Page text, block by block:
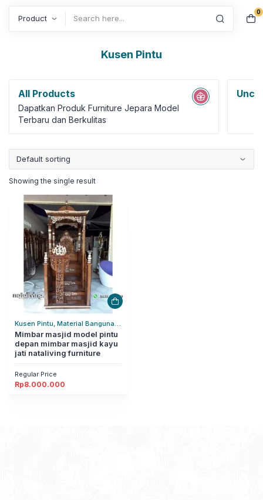
0
Kusen Pintu
All Products
Dapatkan Produk Furniture Jepara Model
Terbaru dan Berkulitas
Showing the single result
Kusen Pintu, Material Bangunan,
Pertukangan
Mimbar masjid model pintu
depan mimbar masjid kayu
jati nataliving furniture
Regular Price
Rp8.000.000